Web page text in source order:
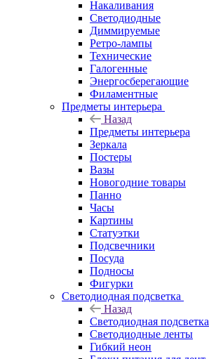
Накаливания
Светодиодные
Диммируемые
Ретро-лампы
Технические
Галогенные
Энергосберегающие
Филаментные
Предметы интерьера
Назад
Предметы интерьера
Зеркала
Постеры
Вазы
Новогодние товары
Панно
Часы
Картины
Статуэтки
Подсвечники
Посуда
Подносы
Фигурки
Светодиодная подсветка
Назад
Светодиодная подсветка
Светодиодные ленты
Гибкий неон